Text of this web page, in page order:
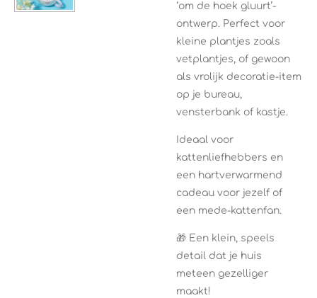
‘om de hoek gluurt’-
ontwerp. Perfect voor
kleine plantjes zoals
vetplantjes, of gewoon
als vrolijk decoratie-item
op je bureau,
vensterbank of kastje.
Ideaal voor
kattenliefhebbers en
een hartverwarmend
cadeau voor jezelf of
een mede-kattenfan.
🎁 Een klein, speels
detail dat je huis
meteen gezelliger
maakt!